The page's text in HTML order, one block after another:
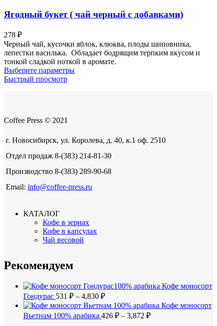
выбрать
Ягодный букет ( чай черный с добавками)
278 ₽
Черный чай, кусочки яблок, клюква, плоды шиповника,
лепестки василька. Обладает бодрящим терпким вкусом и
тонкой сладкой ноткой в аромате.
Выберите параметрыЭтот
на
товара.
Быстрый просмотр
Coffee Press © 2021
г. Новосибирск, ул. Королева, д. 40, к.1 оф. 2510
Отдел продаж 8-(383) 214-81-30
Производство 8-(383) 289-90-68
Email: info@coffee-press.ru
КАТАЛОГ
Кофе в зернах
Кофе в капсулах
Чай весовой
Рекомендуем
Кофе моносорт
Гондурас 531 ₽ – 4,830 ₽Диапазон
цен:
531 ₽
Кофе моносорт
Вьетнам 100% арабика 426 ₽ – 3,872 ₽Диапазон